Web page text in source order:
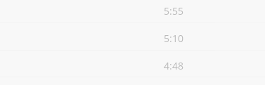
5:55
5:10
4:48